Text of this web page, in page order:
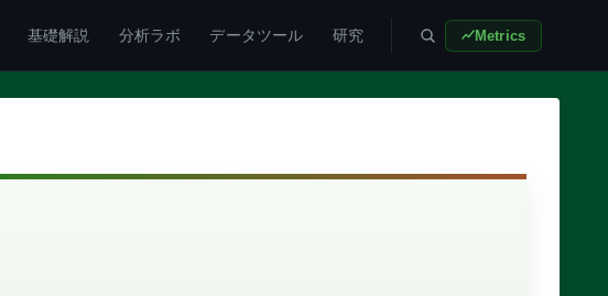
基礎解説 分析ラボ データツール 研究 Metrics